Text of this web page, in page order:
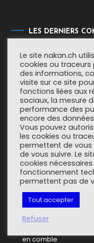
LES DERNIERS
FrancoisdansLa
comble
ThéodansLa Suunto
CedricdansLes
fond en comble
Marc Millondans
les détails
C'est le loup dans
probables nouveautés!
GEORGES GRINDLER
en comble
Le site nakan.ch
cookies ou traceurs
des informations,
visite sur ce site
fonctions liées aux
sociaux, la mesure
performance des
encore des
Vous pouvez
les cookies ou
permettent de vous
de vous suivre. Le
cookies
fonctionnement
permettent pas de
Tout accepter
Refuser